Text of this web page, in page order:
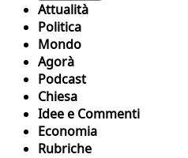
Attualità
Politica
Mondo
Agorà
Podcast
Chiesa
Idee e Commenti
Economia
Rubriche